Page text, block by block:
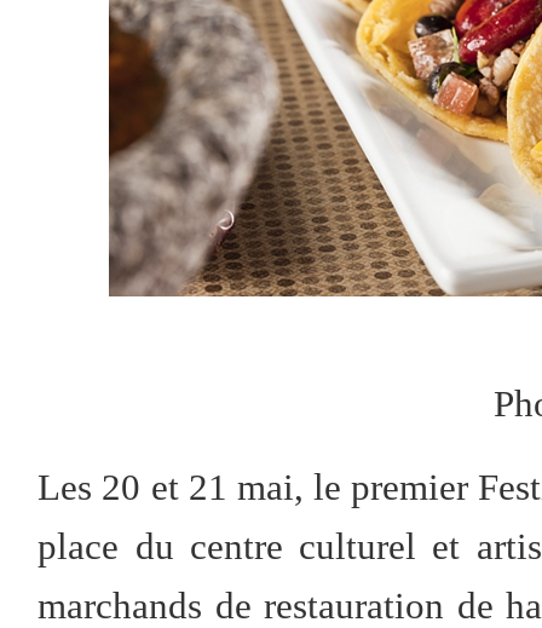
Les 20 et 21 mai, le premier
place du centre culturel et
marchands de restauration de